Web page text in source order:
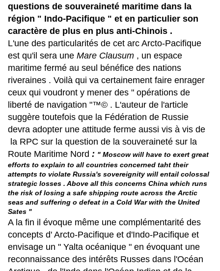
questions de souveraineté maritime dans la
région " Indo-Pacifique " et en particulier son
caractère de plus en plus anti-Chinois .
L'une des particularités de cet arc Arcto-Pacifique
est qu'il sera une Mare Clausum , un espace
maritime fermé au seul bénéfice des nations
riveraines . Voilà qui va certainement faire enrager
ceux qui voudront y mener des " opérations de
liberté de navigation "™© . L'auteur de l'article
suggère toutefois que la Fédération de Russie
devra adopter une attitude ferme aussi vis à vis de
la RPC sur la question de la souveraineté sur la
Route Maritime Nord : " Moscow will have to exert great
efforts to explain to all countries concerned taht their
attempts to violate Russia's sovereignity will entail colossal
strategic losses . Above all this concerns China which runs
the risk of losing a safe shipping route across the Arctic
seas and suffering o defeat in a Cold War with the United
Sates "
A la fin il évoque même une complémentarité des
concepts d' Arcto-Pacifique et d'Indo-Pacifique et
envisage un " Yalta océanique " en évoquant une
reconnaissance des intérêts Russes dans l'Océan